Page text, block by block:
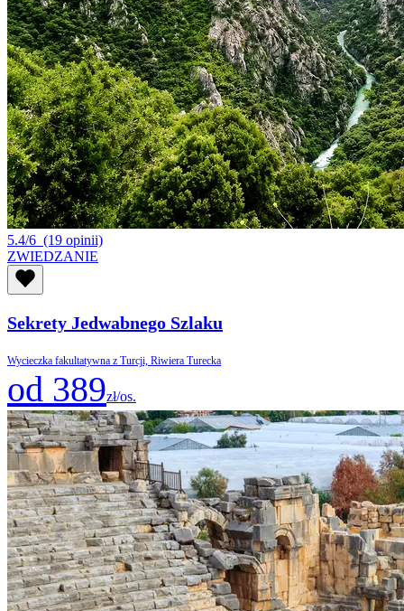
5.4/6 (19 opinii)
ZWIEDZANIE
Sekrety Jedwabnego Szlaku
Wycieczka fakultatywna z Turcji, Riwiera Turecka
od 389zł/os.